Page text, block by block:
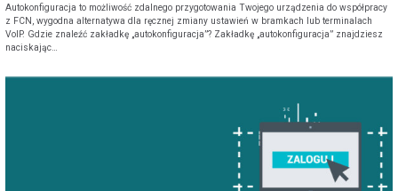
Autokonfiguracja to możliwość zdalnego przygotowania Twojego urządzenia do współpracy
z FCN, wygodna alternatywa dla ręcznej zmiany ustawień w bramkach lub terminalach
VoIP. Gdzie znaleźć zakładkę „autokonfiguracja”? Zakładkę „autokonfiguracja” znajdziesz
naciskając…